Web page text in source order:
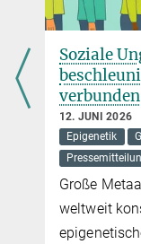
Soziale
verbunden
12. JUNI 2026
Epigenetik
Große
weltweit